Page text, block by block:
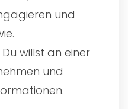
und
Du willst an einer
und